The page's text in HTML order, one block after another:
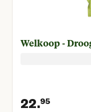
Welkoop -
22.95